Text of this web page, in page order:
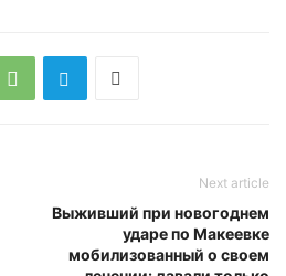
Next article
Выживший при новогоднем
ударе по Макеевке
мобилизованный о своем